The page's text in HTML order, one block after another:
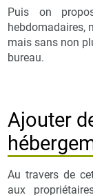
Puis on
hebdomadaires,
mais sans non
bureau.
Ajouter
Au travers de
aux